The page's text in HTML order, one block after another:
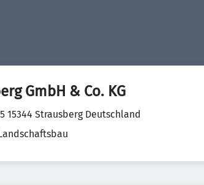
GmbH & Co. KG
15344 Strausberg Deutschland